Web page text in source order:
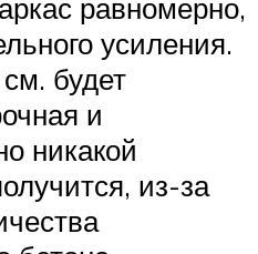
равномерно,
усиления.
будет
и
никакой
из-за